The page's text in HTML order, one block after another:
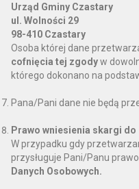
asystującym i
z tłumacza języka
Urząd Gminy Czastary
ul. Wolności 29
98-410 Czastary
Osoba której dane
cofnięcia tej zgodyw
którego dokonano na
Pana/Pani dane nie będą
Prawo wniesienia skargi
W przypadku gdy
przysługuje Pani/Panu
Danych Osobowych.